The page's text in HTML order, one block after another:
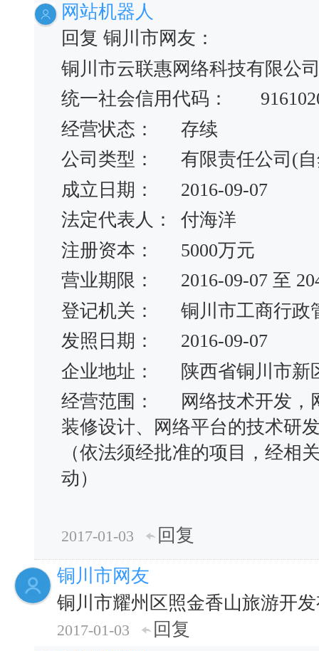
网站机器人
回复 铜川市网友：
铜川市云联惠网络科技有限公
统一社会信用代码：
经营状态：
存续
公司类型：
有限责任公司(
成立日期：
2016-09-07
法定代表人：
付海洋
注册资本：
5000万元
营业期限：
2016-09-07 至
登记机关：
铜川市工商行政
发照日期：
2016-09-07
企业地址：
陕西省铜川市新
经营范围：
网络技术开发，
装修设计、网络平台的技术研
（依法须经批准的项目，经相
动）
2017-01-03
回复
铜川市网友
铜川市耀州区照金香山旅游开
2017-01-03
回复